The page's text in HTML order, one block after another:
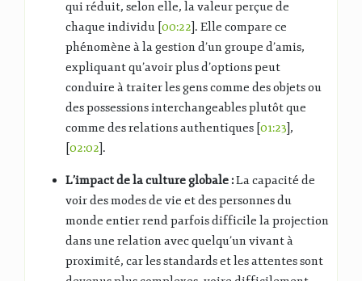
qui réduit, selon elle, la valeur perçue de
chaque individu [00:22]. Elle compare ce
phénomène à la gestion d’un groupe d’amis,
expliquant qu’avoir plus d’options peut
conduire à traiter les gens comme des objets ou
des possessions interchangeables plutôt que
comme des relations authentiques [01:23],
[02:02].
L’impact de la culture globale :La capacité de
voir des modes de vie et des personnes du
monde entier rend parfois difficile la projection
dans une relation avec quelqu’un vivant à
proximité, car les standards et les attentes sont